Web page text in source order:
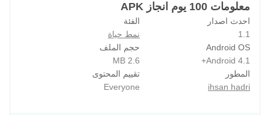
معلومات 100 يوم انجاز APK
احدث اصدار
1.1
الفئة
نمط حياة
Android OS
Android 4.1+
حجم الملف
2.6 MB
المطور
ihsan hadri
تقييم المحتوى
Everyone